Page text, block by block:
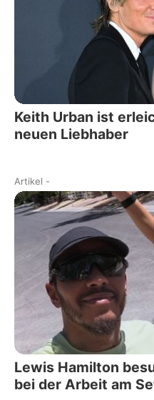
Keith Urban ist
neuen Liebhaber
Artikel -
Lewis Hamilton
bei der Arbeit am